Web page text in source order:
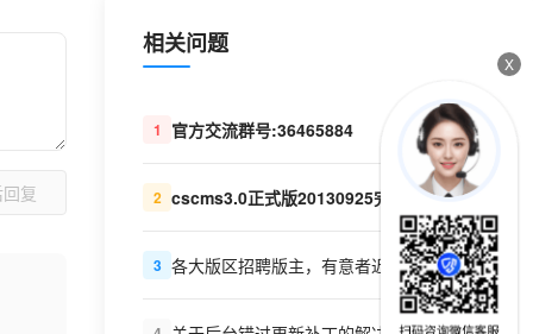
X
复
相关问题
1 官方交流群号:36465884
2 cscms3.0正式版20130925完整安装包发布
3 各大版区招聘版主，有意者近来报名！